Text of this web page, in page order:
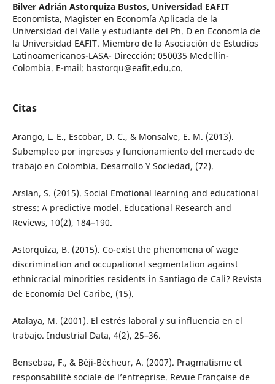
Bilver Adrián Astorquiza Bustos, Universidad EAFIT
Economista, Magister en Economía Aplicada de la
Universidad del Valle y estudiante del Ph. D en Economía de
la Universidad EAFIT. Miembro de la Asociación de Estudios
Latinoamericanos-LASA- Dirección: 050035 Medellín-
Colombia. E-mail: bastorqu@eafit.edu.co.
Citas
Arango, L. E., Escobar, D. C., & Monsalve, E. M. (2013).
Subempleo por ingresos y funcionamiento del mercado de
trabajo en Colombia. Desarrollo Y Sociedad, (72).
Arslan, S. (2015). Social Emotional learning and educational
stress: A predictive model. Educational Research and
Reviews, 10(2), 184–190.
Astorquiza, B. (2015). Co-exist the phenomena of wage
discrimination and occupational segmentation against
ethnicracial minorities residents in Santiago de Cali? Revista
de Economía Del Caribe, (15).
Atalaya, M. (2001). El estrés laboral y su influencia en el
trabajo. Industrial Data, 4(2), 25–36.
Bensebaa, F., & Béji-Bécheur, A. (2007). Pragmatisme et
responsabilité sociale de l’entreprise. Revue Française de